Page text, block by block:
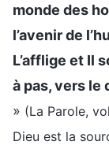
monde des
l’avenir de
L’afflige et Il
à pas, vers
» (La Parole,
Dieu est la